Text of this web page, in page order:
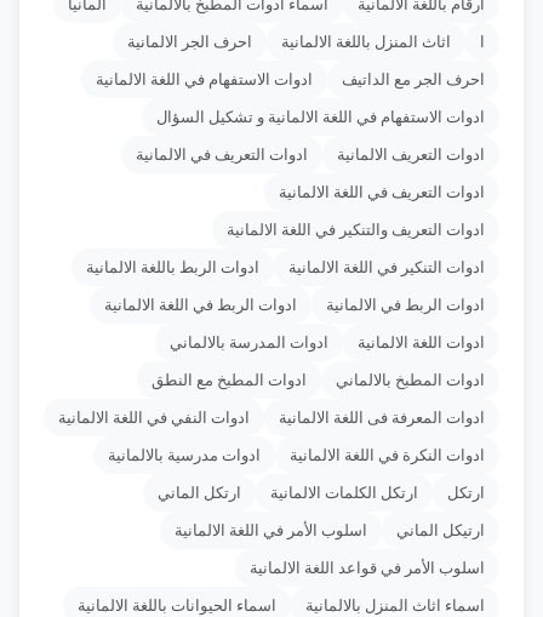
أرقام باللغة الألمانية أسماء أدوات المطبخ بالألمانية ألمانيا
اثاث المنزل باللغة الالمانية احرف الجر الالمانية
احرف الجر مع الداتيف ادوات الاستفهام في اللغة الالمانية
ادوات الاستفهام في اللغة الالمانية و تشكيل السؤال
ادوات التعريف الالمانية ادوات التعريف في الالمانية
ادوات التعريف في اللغة الالمانية
ادوات التعريف والتنكير في اللغة الالمانية
ادوات التنكير في اللغة الالمانية ادوات الربط باللغة الالمانية
ادوات الربط في الالمانية ادوات الربط في اللغة الالمانية
ادوات اللغة الالمانية ادوات المدرسة بالالماني
ادوات المطبخ بالالماني ادوات المطبخ مع النطق
ادوات المعرفة فى اللغة الالمانية ادوات النفي في اللغة الالمانية
ادوات النكرة في اللغة الالمانية ادوات مدرسية بالالمانية
ارتكل ارتكل الكلمات الالمانية ارتكل الماني
ارتيكل الماني اسلوب الأمر في اللغة الالمانية
اسلوب الأمر في قواعد اللغة الالمانية
اسماء اثاث المنزل بالالمانية اسماء الحيوانات باللغة الالمانية